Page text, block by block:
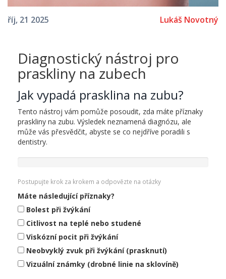
říj, 21 2025 Lukáš Novotný
Diagnostický nástroj pro
praskliny na zubech
Jak vypadá prasklina na zubu?
Tento nástroj vám pomůže posoudit, zda máte příznaky
praskliny na zubu. Výsledek neznamená diagnózu, ale
může vás přesvědčit, abyste se co nejdříve poradili s
dentistry.
Postupujte krok za krokem a odpovězte na otázky
Máte následující příznaky?
Bolest při žvýkání
Citlivost na teplé nebo studené
Viskózní pocit při žvýkání
Neobvyklý zvuk při žvýkání (prasknutí)
Vizuální známky (drobné linie na sklovíně)